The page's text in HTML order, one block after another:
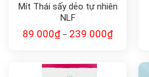
Mít Thái sấy dẻo tự nhiên
NLF
89.000₫ – 239.000₫